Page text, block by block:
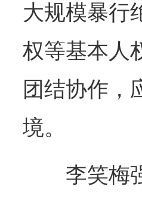
大规模暴行
权等基本人
团结协作，
境。
李笑梅